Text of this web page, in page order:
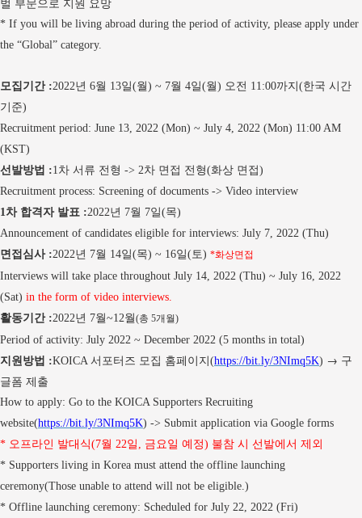
* If you will be living abroad during the period of activity, please apply under
the “Global” category.
모집기간 :2022년 6월 13일(월) ~ 7월 4일(월) 오전 11:00까지(한국 시간
기준)
Recruitment period: June 13, 2022 (Mon) ~ July 4, 2022 (Mon) 11:00 AM
(KST)
선발방법 :1차 서류 전형 -> 2차 면접 전형(화상 면접)
Recruitment process: Screening of documents -> Video interview
1차 합격자 발표 :2022년 7월 7일(목)
Announcement of candidates eligible for interviews: July 7, 2022 (Thu)
면접심사 :2022년 7월 14일(목) ~ 16일(토) *화상면접
Interviews will take place throughout July 14, 2022 (Thu) ~ July 16, 2022
(Sat) in the form of video interviews.
활동기간 :2022년 7월~12월(총 5개월)
Period of activity: July 2022 ~ December 2022 (5 months in total)
지원방법 :KOICA 서포터즈 모집 홈페이지(https://bit.ly/3NImq5K) → 구
글폼 제출
How to apply: Go to the KOICA Supporters Recruiting
website(https://bit.ly/3NImq5K) -> Submit application via Google forms
* 오프라인 발대식(7월 22일 , 금요일 예정) 불참 시 선발에서 제외
* Supporters living in Korea must attend the offline launching
ceremony(Those unable to attend will not be eligible.)
* Offline launching ceremony: Scheduled for July 22, 2022 (Fri)